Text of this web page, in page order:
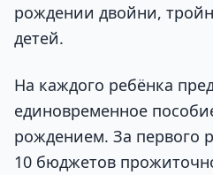
рождении двойни,
детей.
На каждого ребёнка
единовременное
рождением. За первого
10 бюджетов